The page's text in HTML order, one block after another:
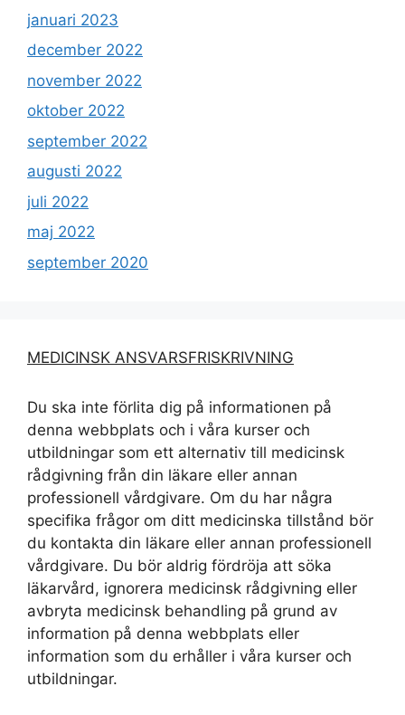
januari 2023
december 2022
november 2022
oktober 2022
september 2022
augusti 2022
juli 2022
maj 2022
september 2020
MEDICINSK ANSVARSFRISKRIVNING
Du ska inte förlita dig på informationen på
denna webbplats och i våra kurser och
utbildningar som ett alternativ till medicinsk
rådgivning från din läkare eller annan
professionell vårdgivare. Om du har några
specifika frågor om ditt medicinska tillstånd bör
du kontakta din läkare eller annan professionell
vårdgivare. Du bör aldrig fördröja att söka
läkarvård, ignorera medicinsk rådgivning eller
avbryta medicinsk behandling på grund av
information på denna webbplats eller
information som du erhåller i våra kurser och
utbildningar.